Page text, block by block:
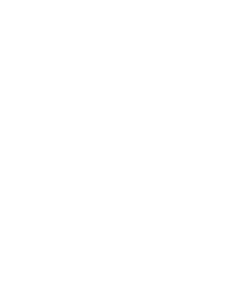
安排，不信谣、不造谣、不传谣